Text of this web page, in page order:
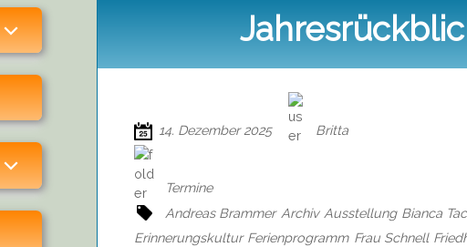
expand child menu
expand child menu
14. Dezember 2025 Britta
Termine
Andreas Brammer Archiv Ausstellung Bianca
Erinnerungskultur Ferienprogramm Frau Schnell